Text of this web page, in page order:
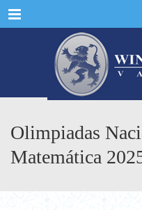
Menu
Olimpiadas
Matemática